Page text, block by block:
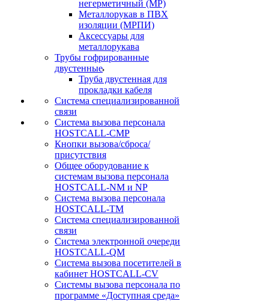
негерметичный (МР)
Металлорукав в ПВХ
изоляции (МРПИ)
Аксессуары для
металлорукава
Трубы гофрированные
двустенные
Труба двустенная для
прокладки кабеля
Система специализированной
связи
Cистема вызова персонала
HOSTCALL-CMP
Кнопки вызова/сброса/
присутствия
Общее оборудование к
системам вызова персонала
HOSTCALL-NM и NP
Система вызова персонала
HOSTCALL-TM
Система специализированной
связи
Система электронной очереди
HOSTCALL-QM
Cистема вызова посетителей в
кабинет HOSTCALL-CV
Системы вызова персонала по
программе «Доступная среда»